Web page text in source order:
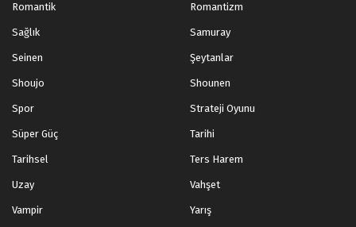
Romantik Romantizm
Sağlık Samuray
Seinen Şeytanlar
Shoujo Shounen
Spor Strateji Oyunu
Süper Güç Tarihi
Tarihsel Ters Harem
Uzay Vahşet
Vampir Yarış